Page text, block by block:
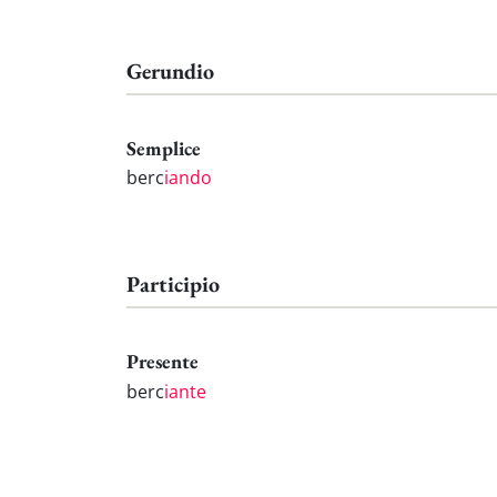
Gerundio
Semplice
berciando
Participio
Presente
berciante